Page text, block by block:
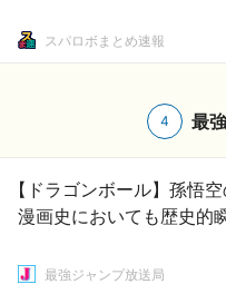
スパロボまとめ速報
4 最
【ドラゴンボール】孫悟
漫画史においても歴史的
最強ジャンプ放送局